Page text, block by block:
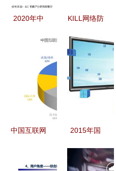
2020年中
技术革新引
领市场变革
与发展前景
KILL网络防
育标准版
育环境构筑
安全防线
中国互联网
2015年国
渗透率或达